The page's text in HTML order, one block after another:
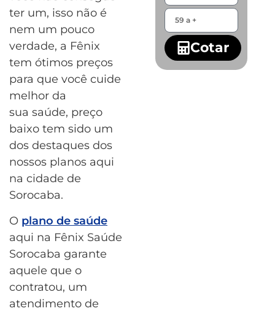
ter um, isso não é
nem um pouco
verdade, a Fênix
tem ótimos preços
para que você cuide
melhor da
sua saúde, preço
baixo tem sido um
dos destaques dos
nossos planos aqui
na cidade de
Sorocaba.
O plano de saúde
aqui na Fênix Saúde
Sorocaba garante
aquele que o
contratou, um
atendimento de
Cotar